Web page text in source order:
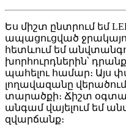
Ես միշտ ընտրում եմ
ապացուցված
հետևում եմ
խորհուրդներին՝
պահելու համար։ Այս
լողավազանը
տարածքի։ Ճիշտ
անգամ վայելում եմ
զվարճանք։